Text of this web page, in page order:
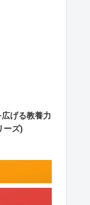
げる教養力
ーズ)